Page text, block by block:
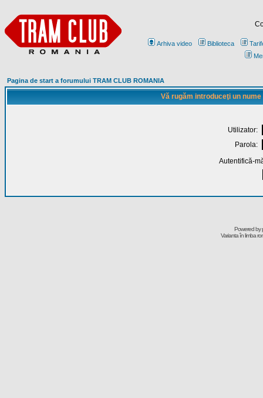
Arhiva video Biblioteca
Pagina de start a forumului TRAM CLUB ROMANIA
Vă rugăm introduceţi un
Utilizator:
Parola:
Autentifică-
Powered by
Varianta în limba